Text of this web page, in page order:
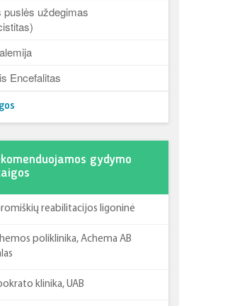
puslės uždegimas
Encefalitas
gydymo
reabilitacijos ligoninė
poliklinika, Achema AB
klinika, UAB